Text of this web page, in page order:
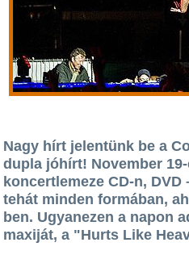
Nagy hírt jelentünk be a
dupla jóhírt! November
koncertlemeze CD-n,
tehát minden formában,
ben. Ugyanezen a napon
maxiját, a "Hurts Like